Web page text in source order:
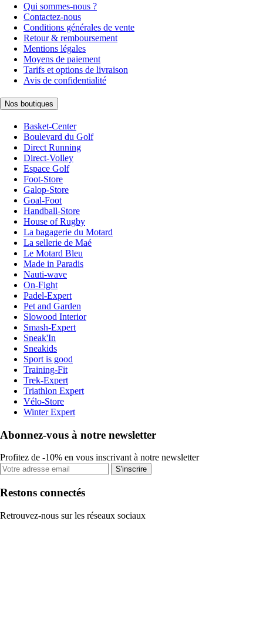
Qui sommes-nous ?
Contactez-nous
Conditions générales de vente
Retour & remboursement
Mentions légales
Moyens de paiement
Tarifs et options de livraison
Avis de confidentialité
Nos boutiques
Basket-Center
Boulevard du Golf
Direct Running
Direct-Volley
Espace Golf
Foot-Store
Galop-Store
Goal-Foot
Handball-Store
House of Rugby
La bagagerie du Motard
La sellerie de Maé
Le Motard Bleu
Made in Paradis
Nauti-wave
On-Fight
Padel-Expert
Pet and Garden
Slowood Interior
Smash-Expert
Sneak'In
Sneakids
Sport is good
Training-Fit
Trek-Expert
Triathlon Expert
Vélo-Store
Winter Expert
Abonnez-vous à notre newsletter
Profitez de -10% en vous inscrivant à notre newsletter
S'inscrire
Restons connectés
Retrouvez-nous sur les réseaux sociaux